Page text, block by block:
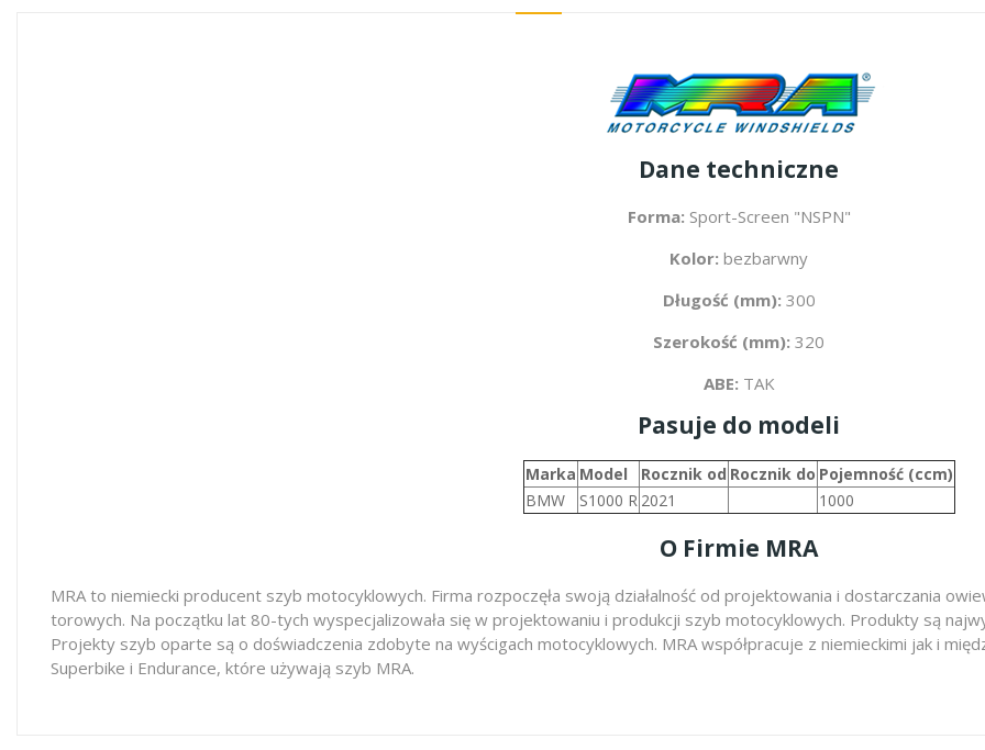
Dane techniczne
Forma: Sport-Screen "NSPN"
Kolor: bezbarwny
Długość (mm): 300
Szerokość (mm): 320
ABE: TAK
Pasuje do modeli
Marka Model Rocznik od Rocznik do Pojemność (ccm)
BMW
S1000 R 2021 1000
O Firmie MRA
MRA to niemiecki producent szyb motocyklowych. Firma rozpoczęła swoją działalność od projektowania i dostarczania
torowych. Na początku lat 80-tych wyspecjalizowała się w projektowaniu i produkcji szyb motocyklowych. Produkty są
Projekty szyb oparte są o doświadczenia zdobyte na wyścigach motocyklowych. MRA współpracuje z niemieckimi jak i
Superbike i Endurance, które używają szyb MRA.